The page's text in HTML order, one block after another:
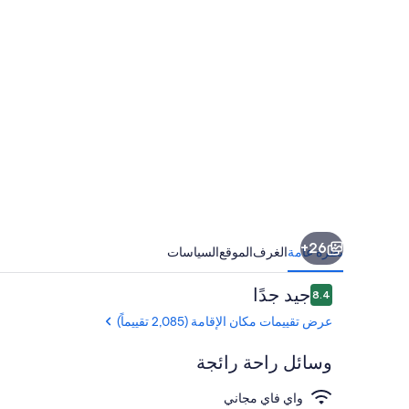
26+
نظرة عامةالغرفالموقعالسياسات
التقييمات
8.48.4 من 10جيد جدًا
عرض تقييمات مكان الإقامة (2,085 تقييماً)
وسائل راحة رائجة
واي فاي مجاني